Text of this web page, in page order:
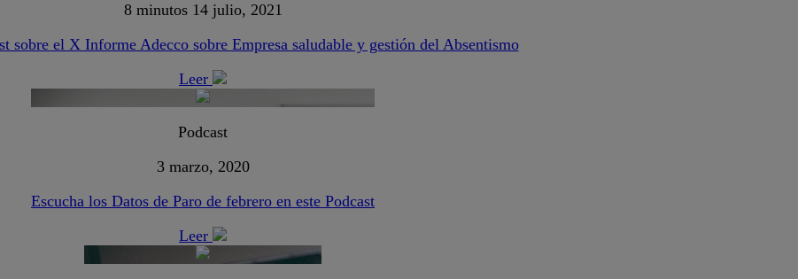
8 minutos 14 julio, 2021
sobre el X Informe Adecco sobre Empresa saludable y gestión del Absentismo
Leer
Podcast
3 marzo, 2020
Escucha los Datos de Paro de febrero en este Podcast
Leer